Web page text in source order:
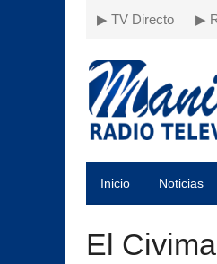
▶ TV Directo ▶
Inicio Noticias
El